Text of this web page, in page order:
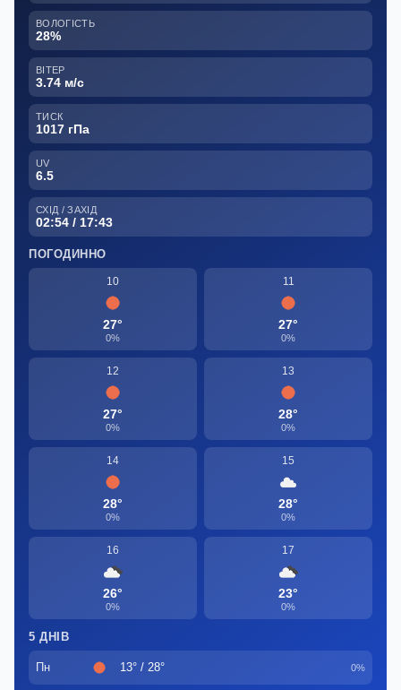
ВОЛОГІСТЬ
28%
ВІТЕР
3.74 м/с
ТИСК
1017 гПа
UV
6.5
СХІД / ЗАХІД
02:54 / 17:43
ПОГОДИННО
10
27°
0%
11
27°
0%
12
27°
0%
13
28°
0%
14
28°
0%
15
28°
0%
16
26°
0%
17
23°
0%
5 ДНІВ
Пн 13° / 28° 0%